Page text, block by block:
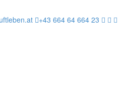
+43 664 64 664 23